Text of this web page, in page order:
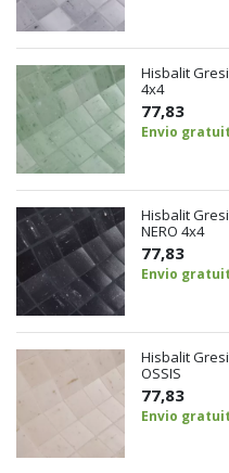
Hisbalit
4x4
77,83
Envio
Hisbalit
NERO 4x4
77,83
Envio
Hisbalit
OSSIS
77,83
Envio